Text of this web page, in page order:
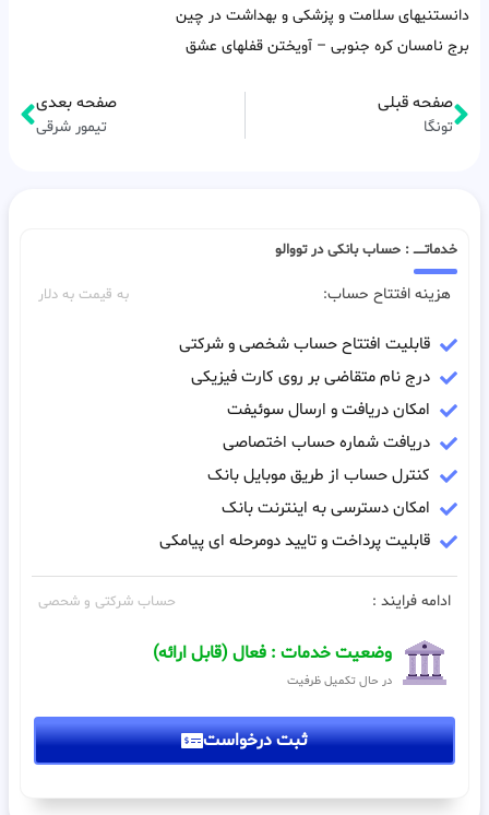
دانستنیهای سلامت و پزشکی و بهداشت در چین
برج نامسان کره جنوبی – آویختن قفلهای عشق
صفحه قبلی
تونگا
صفحه بعدی
تیمور شرقی
خدماتـــــ : حساب بانکی در تووالو
هزینه افتتاح حساب: به قیمت به دلار
قابلیت افتتاح حساب شخصی و شرکتی
درج نام متقاضی بر روی کارت فیزیکی
امکان دریافت و ارسال سوئیفت
دریافت شماره حساب اختصاصی
کنترل حساب از طریق موبایل بانک
امکان دسترسی به اینترنت بانک
قابلیت پرداخت و تایید دومرحله ای پیامکی
ادامه فرایند : حساب شرکتی و شحصی
وضعیت خدمات : فعال (قابل ارائه)
در حال تکمیل ظرفیت
ثبت درخواست